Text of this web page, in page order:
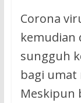
Corona
kemudian
sungguh
bagi umat
Meskipun